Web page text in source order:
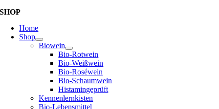
SHOP
Home
Shop
Biowein
Bio-Rotwein
Bio-Weißwein
Bio-Roséwein
Bio-Schaumwein
Histamingeprüft
Kennenlernkisten
Bio-Lebensmittel